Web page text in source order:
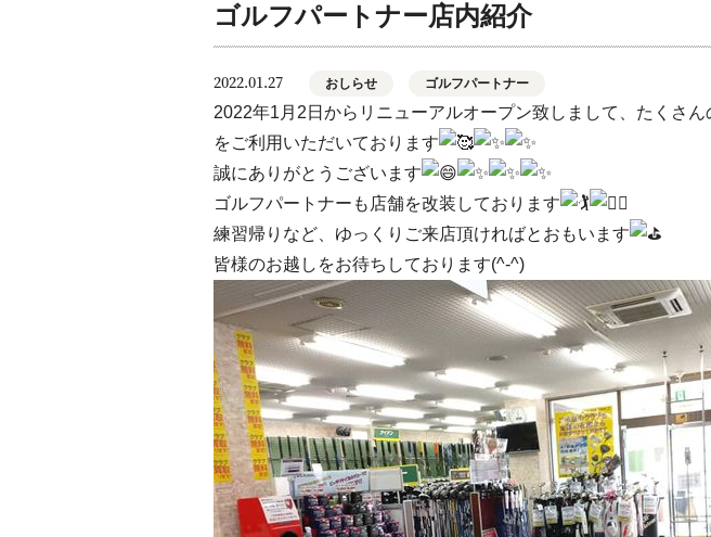
ゴルフパートナー店内紹介
2022.01.27 おしらせ ゴルフパートナー
2022年1月2日からリニューアルオープン致しまして、たくさ
をご利用いただいております
誠にありがとうございます
ゴルフパートナーも店舗を改装しております
練習帰りなど、ゆっくりご来店頂ければとおもいます
皆様のお越しをお待ちしております(^-^)